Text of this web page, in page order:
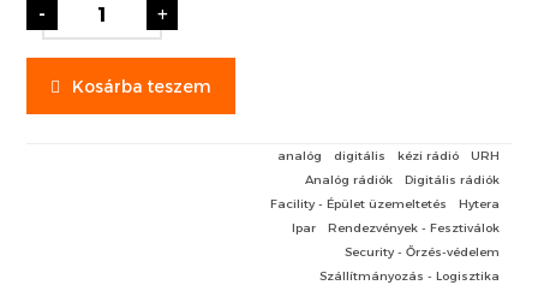
- +
Kosárba teszem
analóg digitális kézi rádió
URH
Analóg rádiók
Digitális rádiók
Facility - Épület üzemeltetés
Hytera
Ipar
Rendezvények - Fesztiválok
Security - Őrzés-védelem
Szállítmányozás - Logisztika